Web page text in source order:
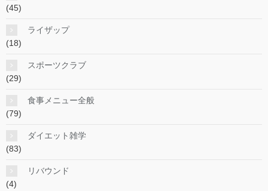
(45)
ライザップ
(18)
スポーツクラブ
(29)
食事メニュー全般
(79)
ダイエット雑学
(83)
リバウンド
(4)